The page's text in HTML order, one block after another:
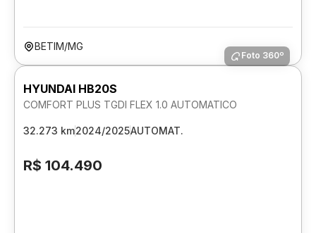
BETIM/MG
Foto 360º
HYUNDAI HB20S
COMFORT PLUS TGDI FLEX 1.0 AUTOMATICO
32.273 km2024/2025AUTOMAT.
R$ 104.490